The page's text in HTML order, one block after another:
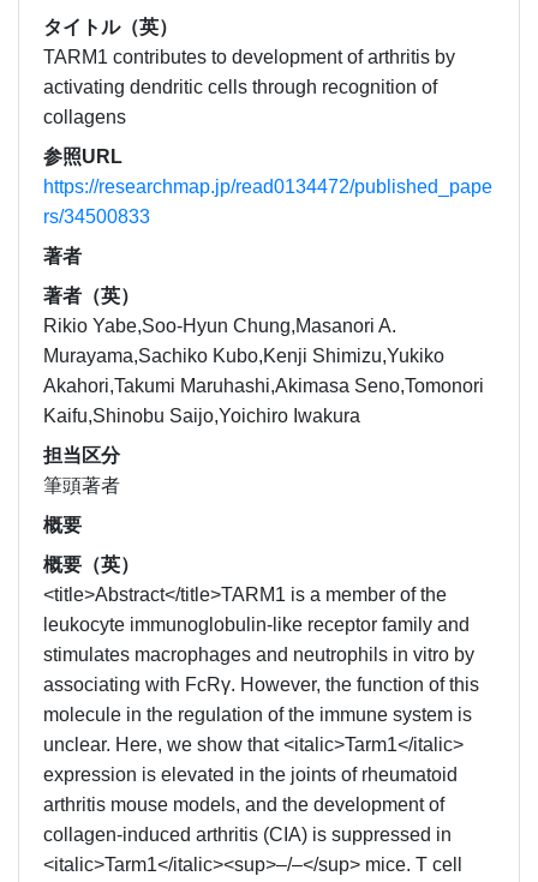
タイトル（英）
TARM1 contributes to development of arthritis by
activating dendritic cells through recognition of
collagens
参照URL
https://researchmap.jp/read0134472/published_pape
rs/34500833
著者
著者（英）
Rikio Yabe,Soo-Hyun Chung,Masanori A.
Murayama,Sachiko Kubo,Kenji Shimizu,Yukiko
Akahori,Takumi Maruhashi,Akimasa Seno,Tomonori
Kaifu,Shinobu Saijo,Yoichiro Iwakura
担当区分
筆頭著者
概要
概要（英）
<title>Abstract</title>TARM1 is a member of the
leukocyte immunoglobulin-like receptor family and
stimulates macrophages and neutrophils in vitro by
associating with FcRγ. However, the function of this
molecule in the regulation of the immune system is
unclear. Here, we show that <italic>Tarm1</italic>
expression is elevated in the joints of rheumatoid
arthritis mouse models, and the development of
collagen-induced arthritis (CIA) is suppressed in
<italic>Tarm1</italic><sup>–/–</sup> mice. T cell